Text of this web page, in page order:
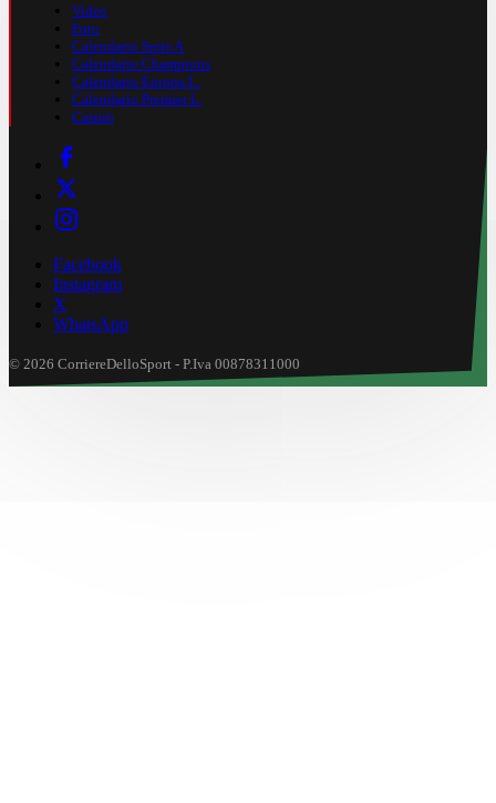
Video
Foto
Calendario Serie A
Calendario Champions
Calendario Europa L.
Calendario Premier L.
Casinò
Facebook
Instagram
X
WhatsApp
© 2026 CorriereDelloSport - P.Iva 00878311000